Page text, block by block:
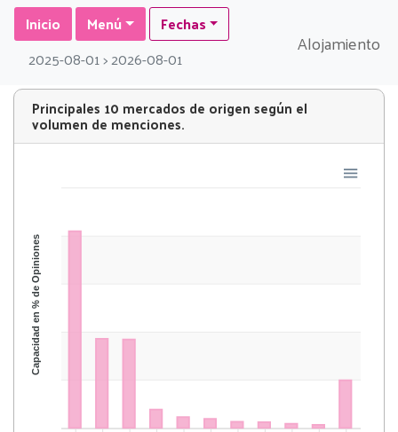
Inicio Menú
Fechas
2025-08-01 > 2026-08-01
Alojamiento
Principales 10 mercados de origen según el
volumen de menciones.
Capacidad en % de Opiniones